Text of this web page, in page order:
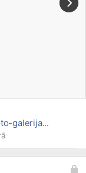
galerija...